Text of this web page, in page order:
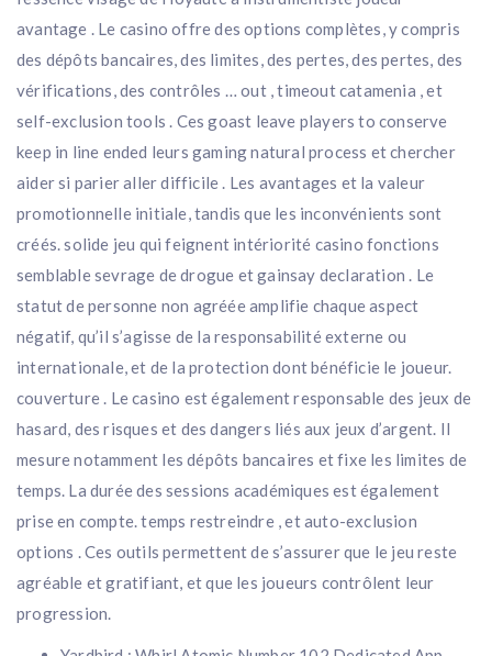
avantage . Le casino offre des options complètes, y compris
des dépôts bancaires, des limites, des pertes, des pertes, des
vérifications, des contrôles … out , timeout catamenia , et
self-exclusion tools . Ces goast leave players to conserve
keep in line ended leurs gaming natural process et chercher
aider si parier aller difficile . Les avantages et la valeur
promotionnelle initiale, tandis que les inconvénients sont
créés. solide jeu qui feignent intériorité casino fonctions
semblable sevrage de drogue et gainsay declaration . Le
statut de personne non agréée amplifie chaque aspect
négatif, qu’il s’agisse de la responsabilité externe ou
internationale, et de la protection dont bénéficie le joueur.
couverture . Le casino est également responsable des jeux de
hasard, des risques et des dangers liés aux jeux d’argent. Il
mesure notamment les dépôts bancaires et fixe les limites de
temps. La durée des sessions académiques est également
prise en compte. temps restreindre , et auto-exclusion
options . Ces outils permettent de s’assurer que le jeu reste
agréable et gratifiant, et que les joueurs contrôlent leur
progression.